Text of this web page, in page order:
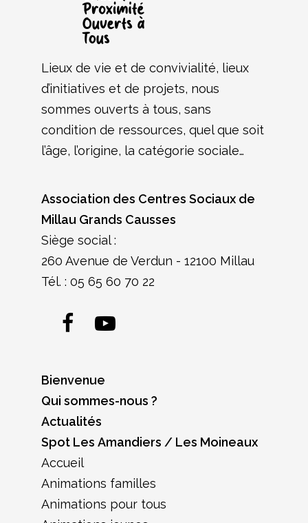
Lieux de vie et de convivialité, lieux
d’initiatives et de projets, nous
sommes ouverts à tous, sans
condition de ressources, quel que soit
l’âge, l’origine, la catégorie sociale…
Association des Centres Sociaux de
Millau Grands Causses
Siège social :
260 Avenue de Verdun - 12100 Millau
Tél. : 05 65 60 70 22
Facebook
Bienvenue
Qui sommes-nous ?
Actualités
Spot Les Amandiers / Les Moineaux
Accueil
Animations familles
Animations pour tous